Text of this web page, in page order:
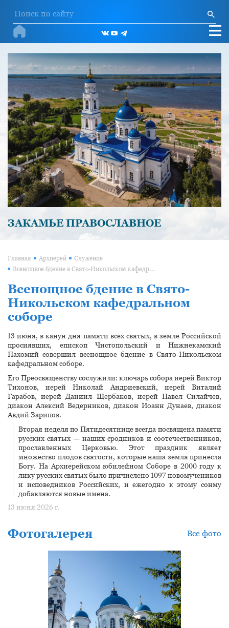
ЗАКАМЬЕ ПРАВОСЛАВНОЕ
Главная Архиерей Служение
Всенощное бдение в Свято-Никольском кафедральном соборе
Всенощное бдение в Свято-
Никольском кафедральном
соборе
13 июня, в канун дня памяти всех святых, в земле Российской
просиявших, епископ Чистопольский и Нижнекамский
Пахомий совершил всенощное бдение в Свято-Никольском
кафедральном соборе.
Его Преосвященству сослужили: ключарь собора иерей Виктор
Тихонов, иерей Николай Андриевский, иерей Виталий
Гарабов, иерей Даниил Щербаков, иерей Павел Силайчев,
диакон Алексий Ведерников, диакон Иоанн Дунаев, диакон
Авдий Зарипов.
Вторая неделя по Пятидесятнице всегда посвящена памяти
русских святых — наших сродников и соотечественников,
прославленных Церковью. Этот праздник являет
множество плодов святости, которые наша земля принесла
Богу. На Архиерейском юбилейном Соборе в 2000 году к
лику русских святых было причислено 1097 новомучеников
и исповедников Российских, и ежегодно к этому сонму
добавляются новые имена.
13 июня 2026 г.
Фотогалерея Все фото